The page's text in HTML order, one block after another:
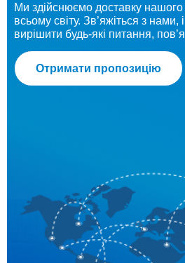
Ми здійснюємо доставку
всьому світу. Зв’яжіться з
вирішити будь-які питання,
Отримати пропозицію